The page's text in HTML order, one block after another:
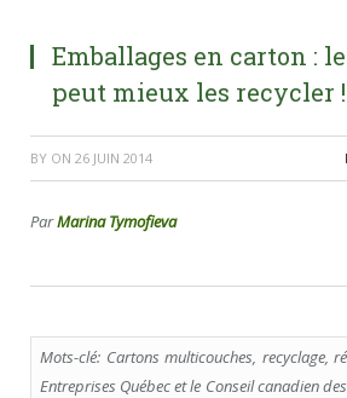
Emballages en carton :
peut mieux les recycler !
BY ON 26 JUIN 2014
ParMarina Tymofieva
Mots-clé: Cartons multicouches, recyclage,
Entreprises Québec et le Conseil canadien